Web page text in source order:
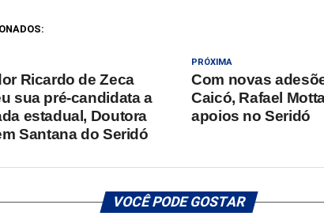
PRÓXIMA
Com novas
Caicó, Rafael
apoios no Seridó
Ricardo de Zeca
sua pré-candidata a
estadual, Doutora
Santana do Seridó
VOCÊ PODE GOSTAR